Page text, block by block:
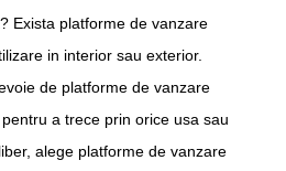
Exista platforme de vanzare
in interior sau exterior.
de platforme de vanzare
a trece prin orice usa sau
alege platforme de vanzare